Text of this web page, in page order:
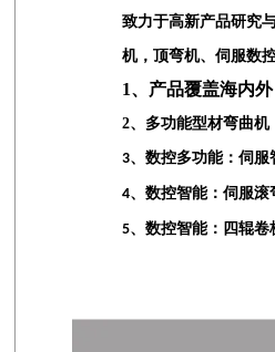
致力于高新产品研究
机，顶弯机、伺服数
1、产品覆盖海内外
2、多功能型材弯曲机
3、数控多功能：伺
4、数控智能：伺服滚
5、数控智能：四辊卷